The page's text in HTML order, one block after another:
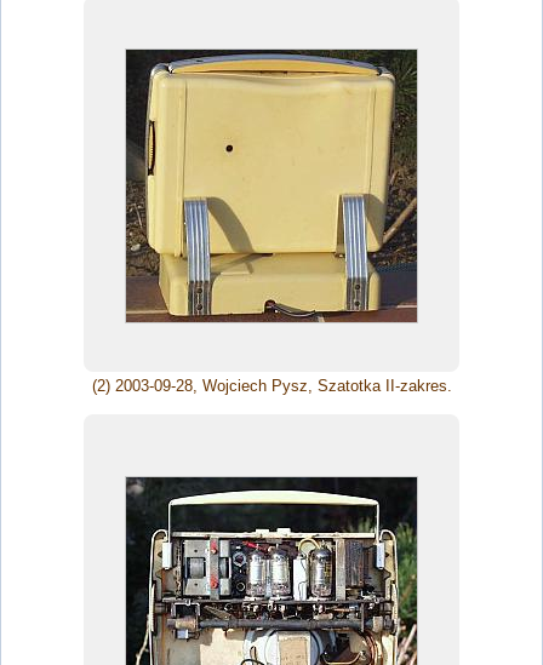
(2) 2003-09-28, Wojciech Pysz, Szatotka II-zakres.